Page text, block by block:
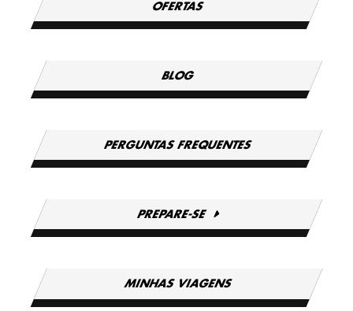
OFERTAS
BLOG
PERGUNTAS FREQUENTES
PREPARE-SE
MINHAS VIAGENS